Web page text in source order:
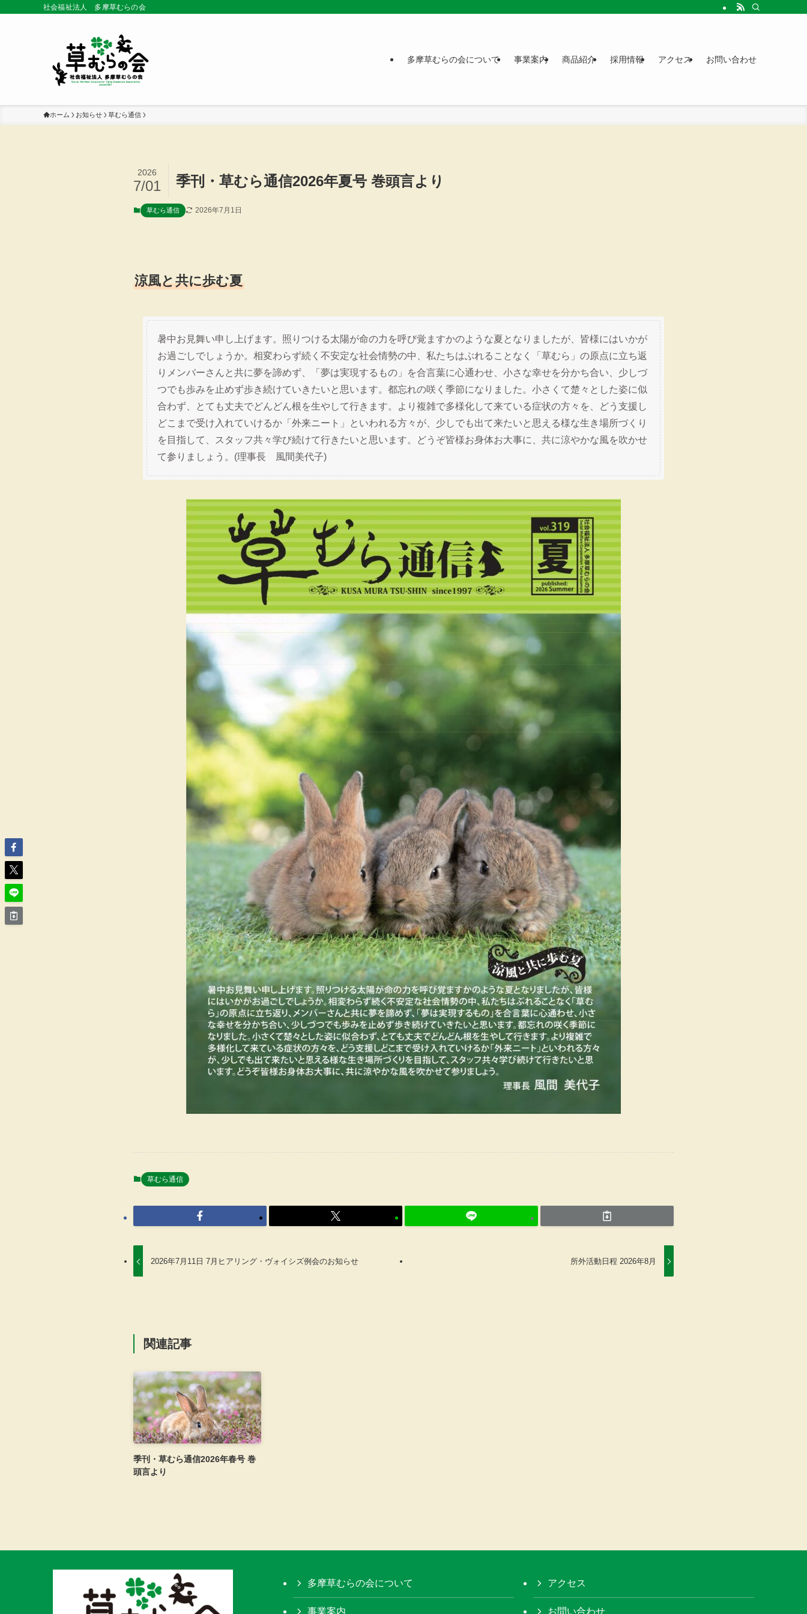
社会福祉法人 多摩草むらの会
多摩草むらの会について 事業案内 商品紹介 採用情報 アクセス お問い合わせ
ホーム お知らせ 草むら通信
季刊・草むら通信2026年夏号 巻頭言より
2026
7/01
草むら通信 2026年7月1日
涼風と共に歩む夏
暑中お見舞い申し上げます。照りつける太陽が命の力を呼び覚ますかのような夏となりましたが、皆様にはいかが
お過ごしでしょうか。相変わらず続く不安定な社会情勢の中、私たちはぶれることなく「草むら」の原点に立ち返
りメンバーさんと共に夢を諦めず、「夢は実現するもの」を合言葉に心通わせ、小さな幸せを分かち合い、少しづ
つでも歩みを止めず歩き続けていきたいと思います。都忘れの咲く季節になりました。小さくて楚々とした姿に似
合わず、とても丈夫でどんどん根を生やして行きます。より複雑で多様化して来ている症状の方々を、どう支援し
どこまで受け入れていけるか「外来ニート」といわれる方々が、少しでも出て来たいと思える様な生き場所づくり
を目指して、スタッフ共々学び続けて行きたいと思います。どうぞ皆様お身体お大事に、共に涼やかな風を吹かせ
て参りましょう。(理事長 風間美代子)
草むら通信
2026年7月11日 7月ヒアリング・ヴォイシズ例会のお知らせ 所外活動日程 2026年8月
関連記事
季刊・草むら通信2026年春号 巻
頭言より
多摩草むらの会について
事業案内
アクセス
お問い合わせ